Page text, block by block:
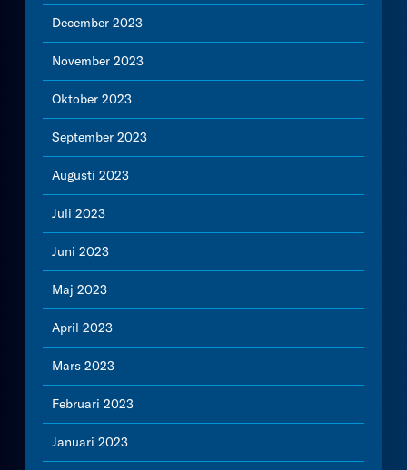
December 2023
November 2023
Oktober 2023
September 2023
Augusti 2023
Juli 2023
Juni 2023
Maj 2023
April 2023
Mars 2023
Februari 2023
Januari 2023